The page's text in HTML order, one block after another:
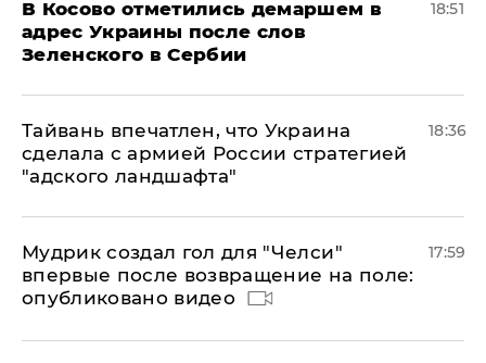
В Косово отметились демаршем в
адрес Украины после слов
Зеленского в Сербии
18:51
Тайвань впечатлен, что Украина
сделала с армией России стратегией
"адского ландшафта"
18:36
Мудрик создал гол для "Челси"
впервые после возвращение на поле:
опубликовано видео
17:59